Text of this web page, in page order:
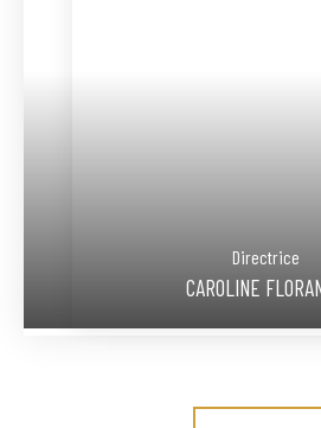
Directrice
CAROLINE